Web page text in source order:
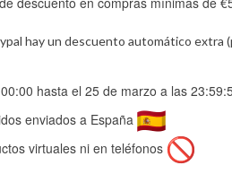
hay un descuento automático extra
hasta el 25 de marzo a las
enviados a España
virtuales ni en teléfonos